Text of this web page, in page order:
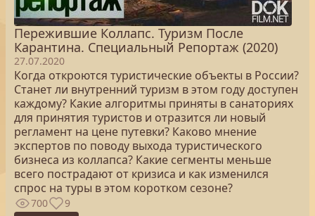
Пережившие Коллапс. Туризм После
Карантина. Специальный Репортаж (2020)
27.07.2020
Когда откроются туристические объекты в России?
Станет ли внутренний туризм в этом году доступен
каждому? Какие алгоритмы приняты в санаториях
для принятия туристов и отразится ли новый
регламент на цене путевки? Каково мнение
экспертов по поводу выхода туристического
бизнеса из коллапса? Какие сегменты меньше
всего пострадают от кризиса и как изменился
спрос на туры в этом коротком сезоне?
700 9